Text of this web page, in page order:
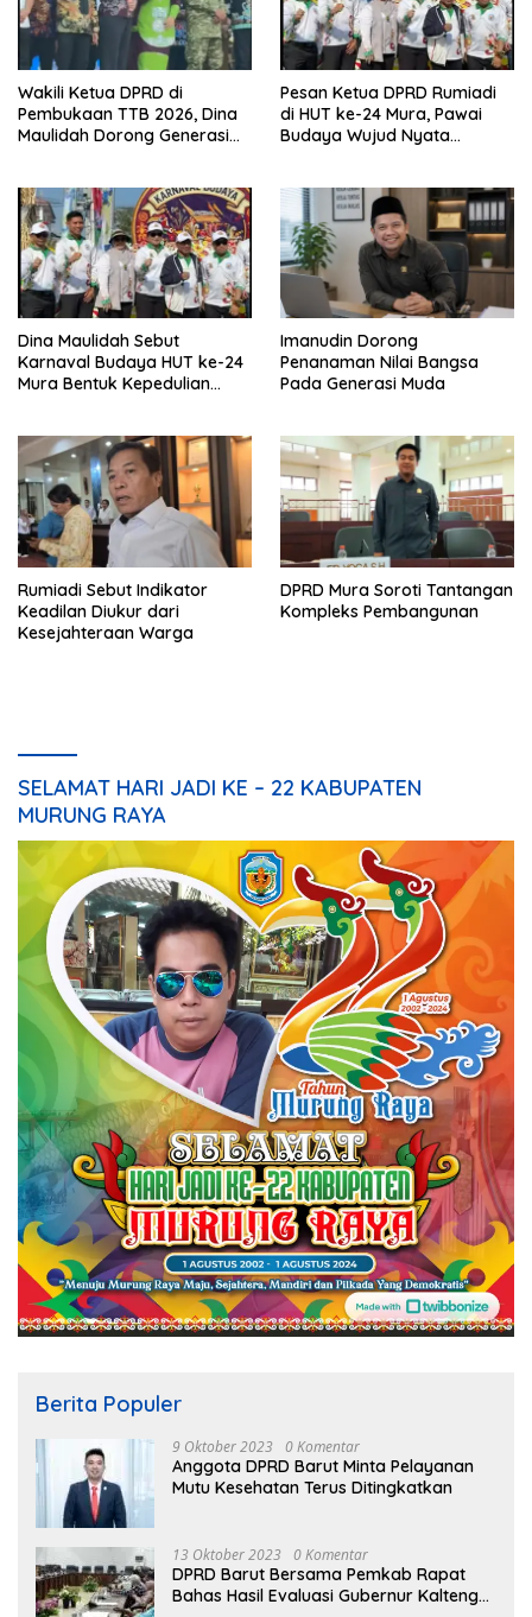
Wakili Ketua DPRD di
Pembukaan TTB 2026, Dina
Maulidah Dorong Generasi
Pesan Ketua DPRD Rumiadi
di HUT ke-24 Mura, Pawai
Budaya Wujud Nyata
Dina Maulidah Sebut
Karnaval Budaya HUT ke-24
Mura Bentuk Kepedulian
Imanudin Dorong
Penanaman Nilai Bangsa
Pada Generasi Muda
Rumiadi Sebut Indikator
Keadilan Diukur dari
Kesejahteraan Warga
DPRD Mura Soroti Tantangan
Kompleks Pembangunan
SELAMAT HARI JADI KE – 22 KABUPATEN
MURUNG RAYA
Berita Populer
9 Oktober 2023 0 Komentar
Anggota DPRD Barut Minta Pelayanan
Mutu Kesehatan Terus Ditingkatkan
13 Oktober 2023 0 Komentar
DPRD Barut Bersama Pemkab Rapat
Bahas Hasil Evaluasi Gubernur Kalteng